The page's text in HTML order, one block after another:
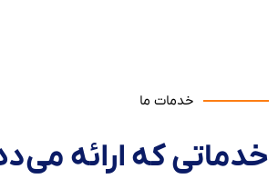
خدمات ما
خدماتی که ارائه